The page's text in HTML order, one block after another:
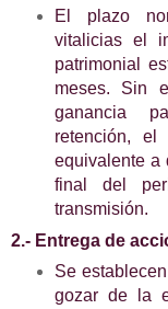
El plazo
vitalicias el
patrimonial
meses. Sin
ganancia
retención,
equivalente a
final del
transmisión.
2.- Entrega de
Se
gozar de la